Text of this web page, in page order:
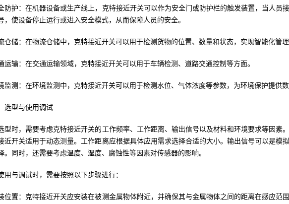
防护：在机器设备或生产线上，克特接近开关可以作为安全门或防护栏的触发装置，当人员
，使设备停止运行或进入安全模式，从而保障人员的安全。
仓储：在物流仓储中，克特接近开关可以用于检测货物的位置、数量和状态，实现智能化管理
运输：在交通运输领域，克特接近开关可以用于车辆检测、道路交通控制等方面。
监测：在环境监测中，克特接近开关可以用于检测水位、气体浓度等参数，为环境保护提供数
选型与使用调试
型时，需要考虑克特接近开关的工作频率、工作距离、输出信号以及材料和环境要求等因素
近开关适用于动态测量。工作距离应根据具体应用需求选择合适的大小。输出信号可以是模
。同时，还需要考虑温度、湿度、腐蚀性等因素对传感器的影响。
用与调试时，需要按照以下步骤进行：
位置：克特接近开关应安装在被测金属物体附近，并确保其与金属物体之间的距离在感应范